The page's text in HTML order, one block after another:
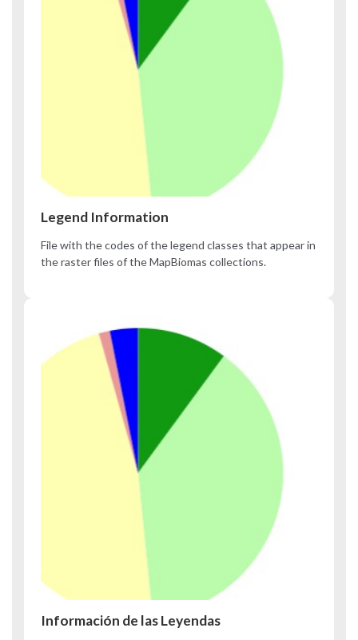
Legend Information
File with the codes of the legend classes that appear in
the raster files of the MapBiomas collections.
Información de las Leyendas